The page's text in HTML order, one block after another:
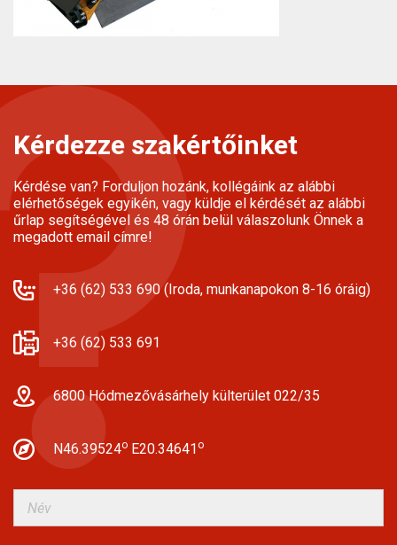
Kérdezze szakértőinket
Kérdése van? Forduljon hozánk, kollégáink az alábbi
elérhetőségek egyikén, vagy küldje el kérdését az alábbi
űrlap segítségével és 48 órán belül válaszolunk Önnek a
megadott email címre!
+36 (62) 533 690 (Iroda, munkanapokon 8-16 óráig)
+36 (62) 533 691
6800 Hódmezővásárhely külterület 022/35
N46.39524o E20.34641 o